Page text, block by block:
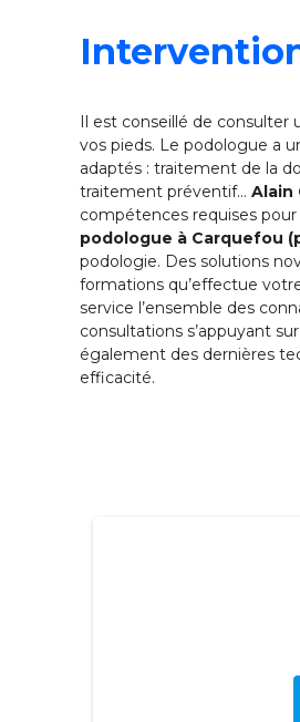
Il est conseillé de consulter
vos pieds. Le podologue a
adaptés : traitement de la
traitement préventif… Alain
compétences requises
podologue à Carquefou
podologie. Des solutions
formations qu’effectue
service l’ensemble des
consultations s’appuyant
également des dernières
efficacité.